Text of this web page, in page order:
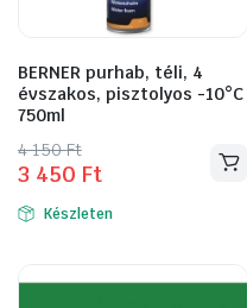
BERNER purhab, téli, 4
évszakos, pisztolyos -10°C
750ml
4 150Ft
Original
price
was:
3 450 Ft
Current
price
is: Készleten